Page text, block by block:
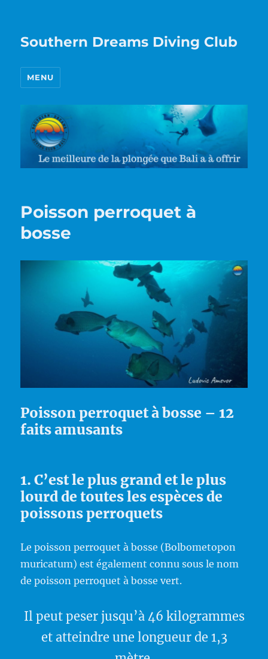
Southern Dreams Diving Club
MENU
Poisson perroquet à
bosse
Poisson perroquet à bosse – 12
faits amusants
1. C’est le plus grand et le plus
lourd de toutes les espèces de
poissons perroquets
Le poisson perroquet à bosse (Bolbometopon
muricatum) est également connu sous le nom
de poisson perroquet à bosse vert.
Il peut peser jusqu’à 46 kilogrammes
et atteindre une longueur de 1,3